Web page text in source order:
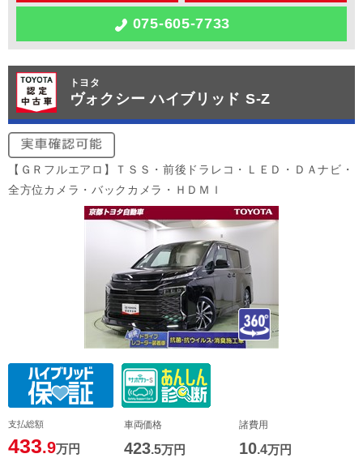
075-605-7733
トヨタ
ヴォクシー ハイブリッド S-Z
【ＧＲフルエアロ】ＴＳＳ・前後ドラレコ・ＬＥＤ・ＤＡナビ・
全方位カメラ・バックカメラ・ＨＤＭＩ
支払総額
433.9万円
車両価格
423.5万円
諸費用
10.4万円